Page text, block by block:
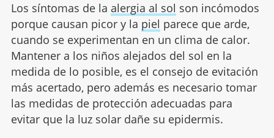
Los síntomas de la alergia al sol son incómodos
porque causan picor y la piel parece que arde,
cuando se experimentan en un clima de calor.
Mantener a los niños alejados del sol en la
medida de lo posible, es el consejo de evitación
más acertado, pero además es necesario tomar
las medidas de protección adecuadas para
evitar que la luz solar dañe su epidermis.